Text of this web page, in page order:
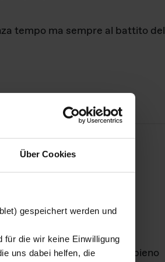
Über Cookies
gespeichert werden und
für die wir keine Einwilligung
uns dabei helfen, die
tempo ma sempre al battito del
GmbH e rimangono in pieno